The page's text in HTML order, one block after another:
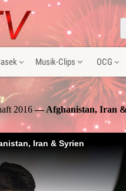
Musik-Clips OCG
2016— Afghanistan, Iran
Iran & Syrien